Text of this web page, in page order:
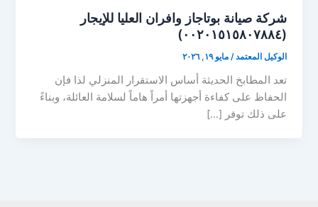
شركة صيانة بوتاجاز وافران العليا للإيجار
(٠٠٢٠١٥١٥٨٠٧٨٨٤)
الوكيل المعتمد/مايو ١٩, ٢٠٢٦
تعد المطابخ الحديثة أساس الاستقرار المنزلي لذا فإن
الحفاظ على كفاءة أجهزتها أمراً هاماً لسلامة العائلة، وبناءً
على ذلك توفر […]